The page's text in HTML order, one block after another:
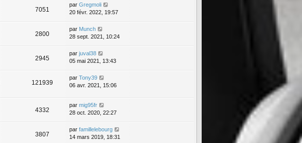
7051
par Gregmoli
20 févr. 2022, 19:57
2800
par Munch
28 sept. 2021, 10:24
2945
par juval38
05 mai 2021, 13:43
121939
par Tony39
06 avr. 2021, 15:06
4332
par mig95fr
28 oct. 2020, 22:27
3807
par famillelebourg
14 mars 2019, 18:31